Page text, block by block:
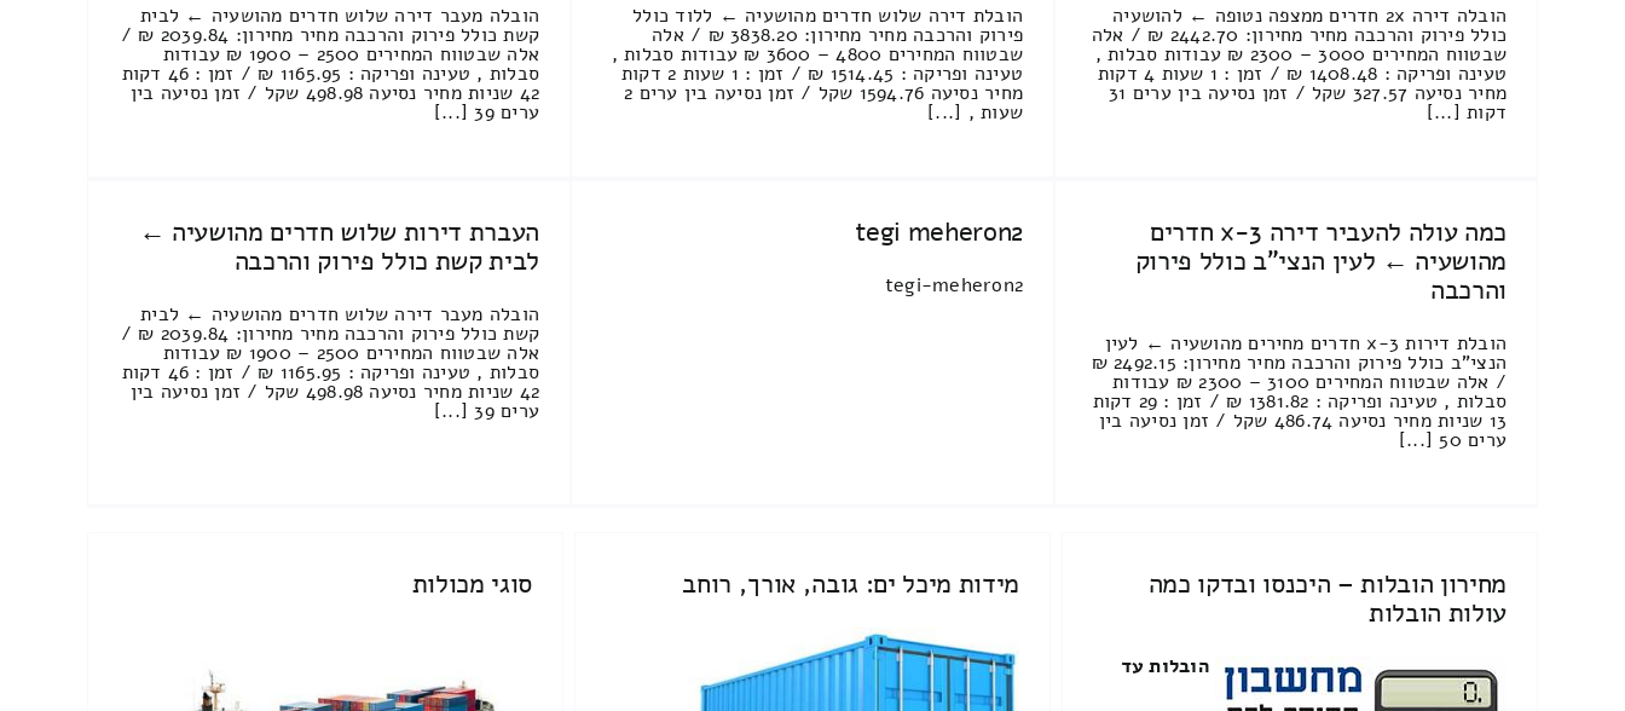
הובלה דירה 2x חדרים ממצפה נטופה ← להושעיה
כולל פירוק והרכבה מחיר מחירון: 2442.70 ₪ / אלה
שבטווח המחירים 3000 – 2300 ₪ עבודות סבלות ,
טעינה ופריקה : 1408.48 ₪ / זמן : 1 שעות 4 דקות
מחיר נסיעה 327.57 שקל / זמן נסיעה בין ערים 31
דקות [...]
הובלת דירה שלוש חדרים מהושעיה ← ללוד כולל
פירוק והרכבה מחיר מחירון: 3838.20 ₪ / אלה
שבטווח המחירים 4800 – 3600 ₪ עבודות סבלות ,
טעינה ופריקה : 1514.45 ₪ / זמן : 1 שעות 2 דקות
מחיר נסיעה 1594.76 שקל / זמן נסיעה בין ערים 2
שעות , [...]
הובלה מעבר דירה שלוש חדרים מהושעיה ← לבית
קשת כולל פירוק והרכבה מחיר מחירון: 2039.84 ₪ /
אלה שבטווח המחירים 2500 – 1900 ₪ עבודות
סבלות , טעינה ופריקה : 1165.95 ₪ / זמן : 46 דקות
42 שניות מחיר נסיעה 498.98 שקל / זמן נסיעה בין
ערים 39 [...]
כמה עולה להעביר דירה 3-x חדרים
מהושעיה ← לעין הנצי"ב כולל פירוק
והרכבה
הובלת דירות 3-x חדרים מחירים מהושעיה ← לעין
הנצי"ב כולל פירוק והרכבה מחיר מחירון: 2492.15 ₪
/ אלה שבטווח המחירים 3100 – 2300 ₪ עבודות
סבלות , טעינה ופריקה : 1381.82 ₪ / זמן : 29 דקות
13 שניות מחיר נסיעה 486.74 שקל / זמן נסיעה בין
ערים 50 [...]
tegi meheron2
tegi-meheron2
העברת דירות שלוש חדרים מהושעיה ←
לבית קשת כולל פירוק והרכבה
הובלה מעבר דירה שלוש חדרים מהושעיה ← לבית
קשת כולל פירוק והרכבה מחיר מחירון: 2039.84 ₪ /
אלה שבטווח המחירים 2500 – 1900 ₪ עבודות
סבלות , טעינה ופריקה : 1165.95 ₪ / זמן : 46 דקות
42 שניות מחיר נסיעה 498.98 שקל / זמן נסיעה בין
ערים 39 [...]
מחירון הובלות – היכנסו ובדקו כמה
עולות הובלות
הובלות עד
מידות מיכל ים: גובה, אורך, רוחב סוגי מכולות